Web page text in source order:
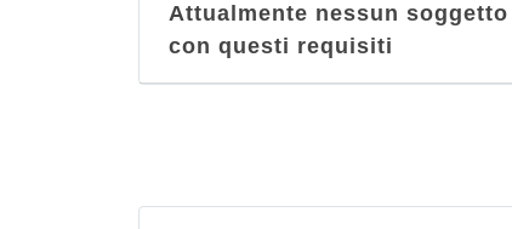
Attualmente nessun soggetto
con questi requisiti